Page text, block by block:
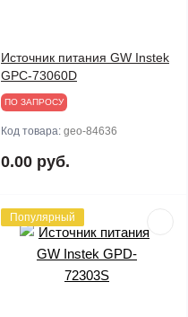
Источник питания GW Instek
GPC-73060D
ПО ЗАПРОСУ
Код товара: geo-84636
0.00 руб.
Популярный